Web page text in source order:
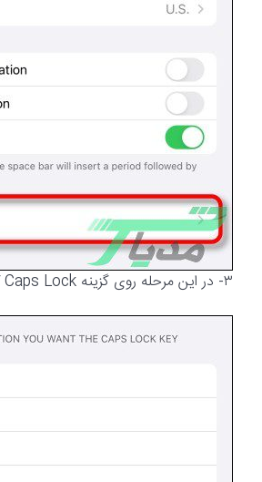
۳- در این مرحله روی گزینه Caps Lock کلیک کنید و در نهایت گزینه No Action را از لیست باز شده انتخاب کنید.